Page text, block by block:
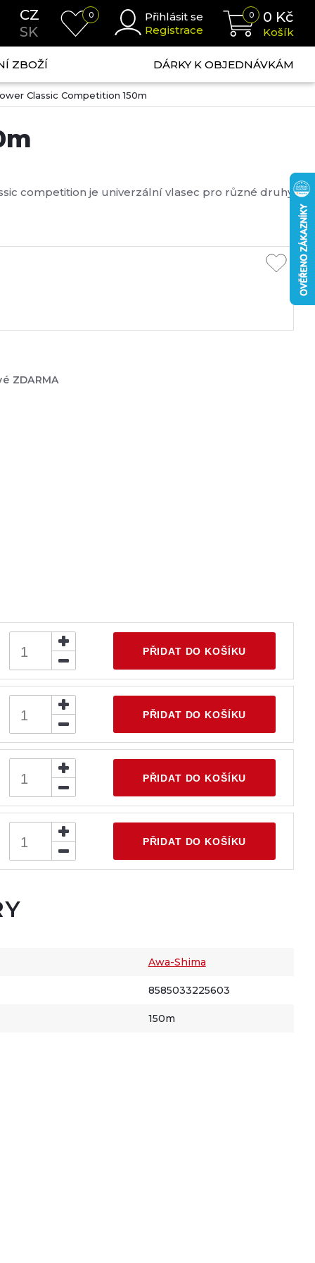
CZ
SK
0
Přihlásit se
Registrace
0 0 Kč
Košík
ZBOŽÍ DÁRKY K OBJEDNÁVKÁM
Classic Competition 150m
competition je univerzální vlasec pro různé druhy
ZDARMA
PŘIDAT DO KOŠÍKU
PŘIDAT DO KOŠÍKU
PŘIDAT DO KOŠÍKU
PŘIDAT DO KOŠÍKU
Awa-Shima
8585033225603
150m